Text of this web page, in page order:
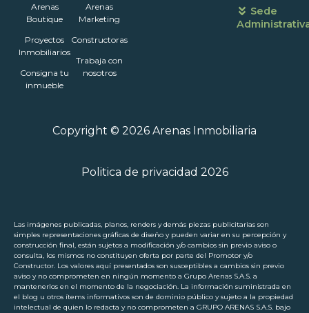
Arenas
Boutique
Proyectos
Inmobiliarios
Consigna tu
inmueble
Arenas
Marketing
Constructoras
Trabaja con
nosotros
Sede
Copyright © 2026 Arenas Inmobiliaria
Politica de privacidad 2026
Las imágenes publicadas, planos, renders y demás piezas publicitarias son
simples representaciones gráficas de diseño y pueden variar en su percepción y
construcción final, están sujetos a modificación y/o cambios sin previo aviso o
consulta, los mismos no constituyen oferta por parte del Promotor y/o
Constructor. Los valores aquí presentados son susceptibles a cambios sin previo
aviso y no comprometen en ningún momento a Grupo Arenas S.A.S. a
mantenerlos en el momento de la negociación. La información suministrada en
el blog u otros ítems informativos son de dominio público y sujeto a la propiedad
intelectual de quien lo redacta y no comprometen a GRUPO ARENAS S.A.S. bajo